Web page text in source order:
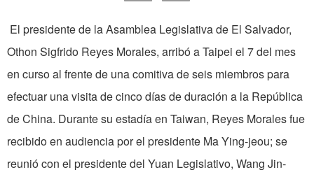
El presidente de la Asamblea Legislativa de El Salvador,
Othon Sigfrido Reyes Morales, arribó a Taipei el 7 del mes
en curso al frente de una comitiva de seis miembros para
efectuar una visita de cinco días de duración a la República
de China. Durante su estadía en Taiwan, Reyes Morales fue
recibido en audiencia por el presidente Ma Ying-jeou; se
reunió con el presidente del Yuan Legislativo, Wang Jin-